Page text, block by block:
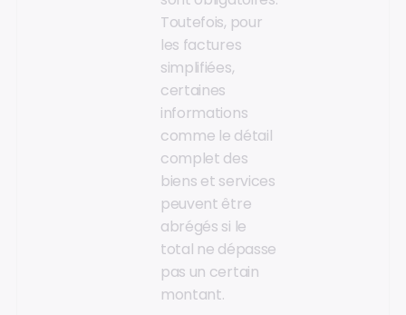
Toutefois, pour
les factures
simplifiées,
certaines
informations
comme le détail
complet des
biens et services
peuvent être
abrégés si le
total ne dépasse
pas un certain
montant.